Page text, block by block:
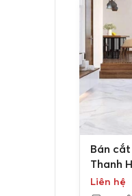
Bán cắt
Thanh
DT
Liên hệ